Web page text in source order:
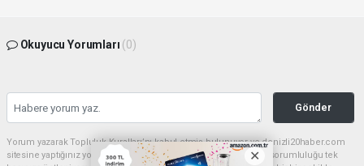
Okuyucu Yorumları (0)
Gönder
Yorum yazarak Topluluk Kuralları’nı kabul etmiş bulunuyor ve denizli20haber.com
sitesine yaptığınız yorumunuzla ilgili doğrudan veya dolaylı tüm sorumluluğu tek